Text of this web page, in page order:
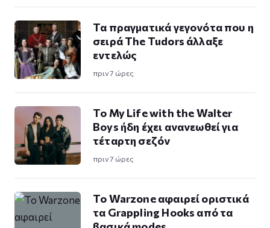
Τα πραγματικά γεγονότα που η
σειρά The Tudors άλλαξε
εντελώς
πριν 7 ώρες
Το My Life with the Walter
Boys ήδη έχει ανανεωθεί για
τέταρτη σεζόν
πριν 7 ώρες
Το Warzone αφαιρεί οριστικά
τα Grappling Hooks από τα